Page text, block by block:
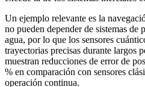
Un ejemplo relevante es la
no pueden depender de sistemas
agua, por lo que los sensores
trayectorias precisas durante largos
muestran reducciones de error de
% en comparación con sensores
operación continua.